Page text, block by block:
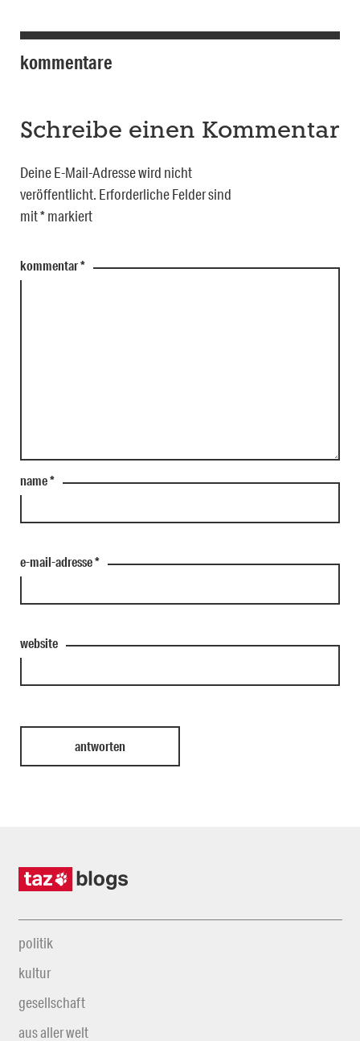
kommentare
Schreibe einen Kommentar
Deine E-Mail-Adresse wird nicht
veröffentlicht. Erforderliche Felder sind
mit*markiert
kommentar*
name*
e-mail-adresse*
website
politik
kultur
gesellschaft
aus aller welt